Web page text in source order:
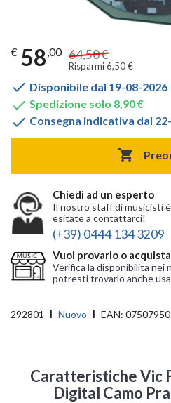
€ 58,00 64,50 €
Risparmi 6,50 €
 Disponibile dal 19-08-2026
 Spedizione solo 8,90 €
 Consegna indicativa dal

Chiedi ad un esperto
Il nostro staff di musicisti
esitate a contattarci!
(+39) 0444 134 3209
Vuoi provarlo o
Verifica la disponibilita nei
potresti trovarlo anche
292801 Nuovo EAN:
Caratteristiche Vic
Digital Camo